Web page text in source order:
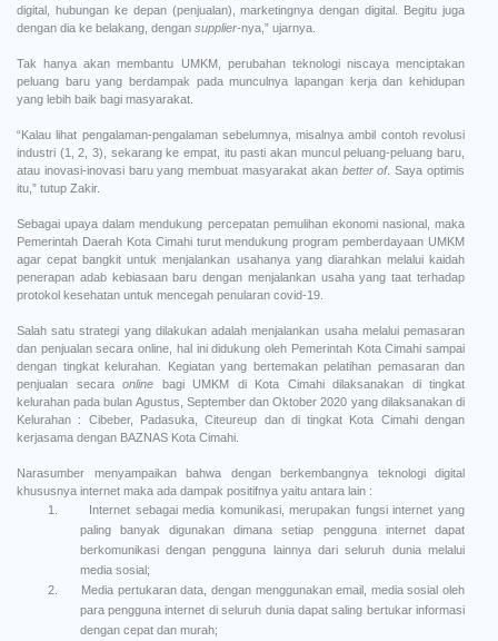
digital, hubungan ke depan (penjualan), marketingnya dengan digital. Begitu juga
dengan dia ke belakang, dengan supplier-nya,” ujarnya.
Tak hanya akan membantu UMKM, perubahan teknologi niscaya menciptakan
peluang baru yang berdampak pada munculnya lapangan kerja dan kehidupan
yang lebih baik bagi masyarakat.
“Kalau lihat pengalaman-pengalaman sebelumnya, misalnya ambil contoh revolusi
industri (1, 2, 3), sekarang ke empat, itu pasti akan muncul peluang-peluang baru,
atau inovasi-inovasi baru yang membuat masyarakat akan better of. Saya optimis
itu,” tutup Zakir.
Sebagai upaya dalam mendukung percepatan pemulihan ekonomi nasional, maka
Pemerintah Daerah Kota Cimahi turut mendukung program pemberdayaan UMKM
agar cepat bangkit untuk menjalankan usahanya yang diarahkan melalui kaidah
penerapan adab kebiasaan baru dengan menjalankan usaha yang taat terhadap
protokol kesehatan untuk mencegah penularan covid-19.
Salah satu strategi yang dilakukan adalah menjalankan usaha melalui pemasaran
dan penjualan secara online, hal ini didukung oleh Pemerintah Kota Cimahi sampai
dengan tingkat kelurahan. Kegiatan yang bertemakan pelatihan pemasaran dan
penjualan secara online bagi UMKM di Kota Cimahi dilaksanakan di tingkat
kelurahan pada bulan Agustus, September dan Oktober 2020 yang dilaksanakan di
Kelurahan : Cibeber, Padasuka, Citeureup dan di tingkat Kota Cimahi dengan
kerjasama dengan BAZNAS Kota Cimahi.
Narasumber menyampaikan bahwa dengan berkembangnya teknologi digital
khususnya internet maka ada dampak positifnya yaitu antara lain :
1.
Internet sebagai media komunikasi, merupakan fungsi internet yang
paling banyak digunakan dimana setiap pengguna internet dapat
berkomunikasi dengan pengguna lainnya dari seluruh dunia melalui
media sosial;
2.
Media pertukaran data, dengan menggunakan email, media sosial oleh
para pengguna internet di seluruh dunia dapat saling bertukar informasi
dengan cepat dan murah;